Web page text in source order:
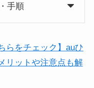
手順
らをチェック】auひ
リットや注意点も解